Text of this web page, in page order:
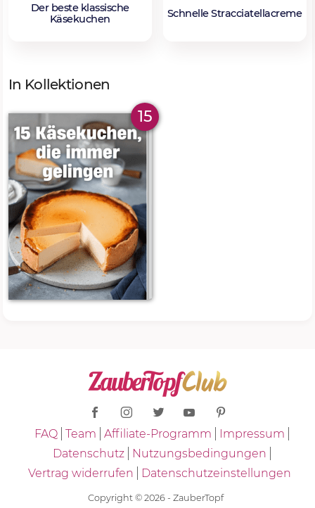
Der beste klassische
Käsekuchen
Schnelle Stracciatellacreme
In Kollektionen
15
FAQ Team Affiliate-Programm
Impressum
Datenschutz
Nutzungsbedingungen
Vertrag widerrufen
Datenschutzeinstellungen
Copyright © 2026 - ZauberTopf